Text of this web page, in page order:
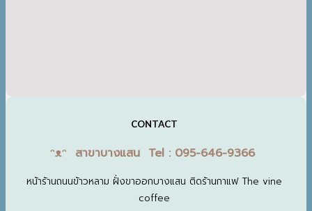
CONTACT
ᵔᴥᵔ สาขาบางแสน Tel : 095-646-9366
หน้าร้านถนนข้าวหลาม ฝั่งขาออกบางแสน ติดร้านกาแฟ The vine
coffee